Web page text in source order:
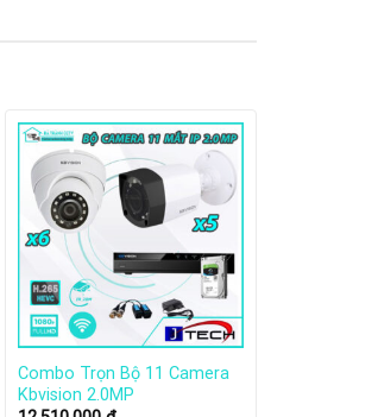
Combo Trọn Bộ 11 Camera
Kbvision 2.0MP